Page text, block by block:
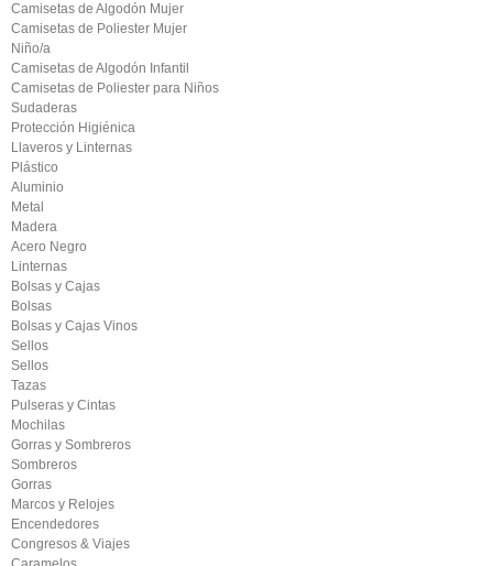
Camisetas de Algodón Mujer
Camisetas de Poliester Mujer
Niño/a
Camisetas de Algodón Infantil
Camisetas de Poliester para Niños
Sudaderas
Protección Higiénica
Llaveros y Linternas
Plástico
Aluminio
Metal
Madera
Acero Negro
Linternas
Bolsas y Cajas
Bolsas
Bolsas y Cajas Vinos
Sellos
Sellos
Tazas
Pulseras y Cintas
Mochilas
Gorras y Sombreros
Sombreros
Gorras
Marcos y Relojes
Encendedores
Congresos & Viajes